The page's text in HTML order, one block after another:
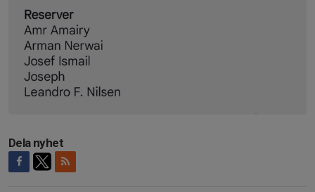
Dela nyhet